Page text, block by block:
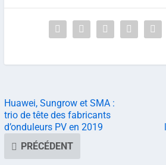
Huawei, Sungrow et SMA :
trio de tête des fabricants
d’onduleurs PV en 2019
PRÉCÉDENT